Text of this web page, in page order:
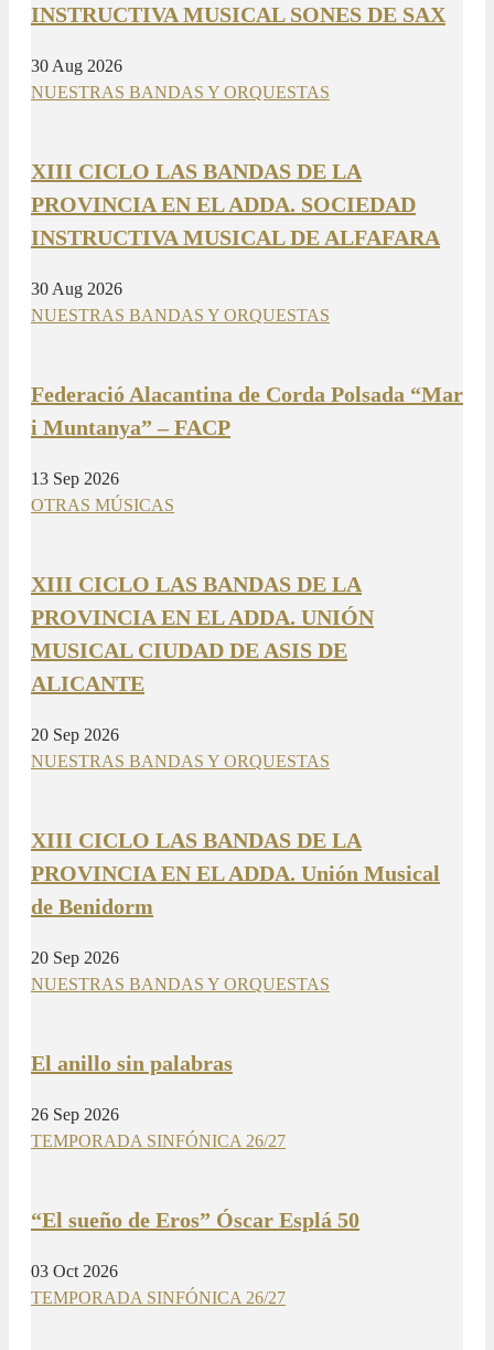
INSTRUCTIVA MUSICAL SONES DE SAX
30 Aug 2026
NUESTRAS BANDAS Y ORQUESTAS
XIII CICLO LAS BANDAS DE LA
PROVINCIA EN EL ADDA. SOCIEDAD
INSTRUCTIVA MUSICAL DE ALFAFARA
30 Aug 2026
NUESTRAS BANDAS Y ORQUESTAS
Federació Alacantina de Corda Polsada “Mar
i Muntanya” – FACP
13 Sep 2026
OTRAS MÚSICAS
XIII CICLO LAS BANDAS DE LA
PROVINCIA EN EL ADDA. UNIÓN
MUSICAL CIUDAD DE ASIS DE
ALICANTE
20 Sep 2026
NUESTRAS BANDAS Y ORQUESTAS
XIII CICLO LAS BANDAS DE LA
PROVINCIA EN EL ADDA. Unión Musical
de Benidorm
20 Sep 2026
NUESTRAS BANDAS Y ORQUESTAS
El anillo sin palabras
26 Sep 2026
TEMPORADA SINFÓNICA 26/27
“El sueño de Eros” Óscar Esplá 50
03 Oct 2026
TEMPORADA SINFÓNICA 26/27